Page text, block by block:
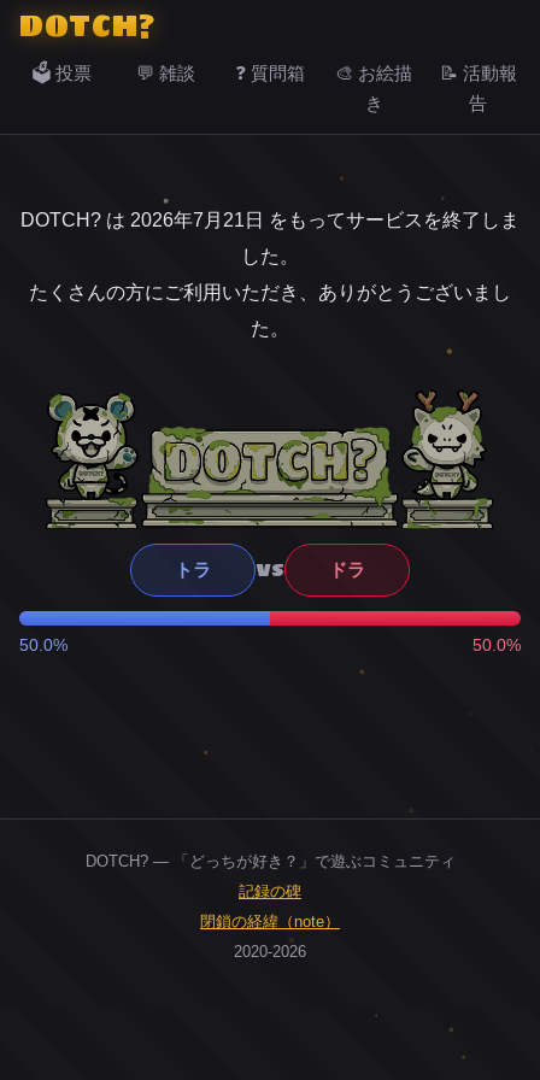
DOTCH?
🗳️ 投票 💬 雑談 ❓ 質問箱
🎨 お絵描
き
📝 活動報
告
DOTCH? は 2026年7月21日 をもってサービスを終了しま
した。
たくさんの方にご利用いただき、ありがとうございまし
た。
トラ VS ドラ
50.0% 50.0%
DOTCH? — 「どっちが好き？」で遊ぶコミュニティ
記録の碑
閉鎖の経緯（note）
2020-2026